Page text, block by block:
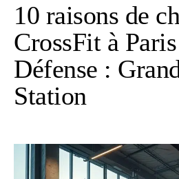
10 raisons de
CrossFit à
Défense :
Station